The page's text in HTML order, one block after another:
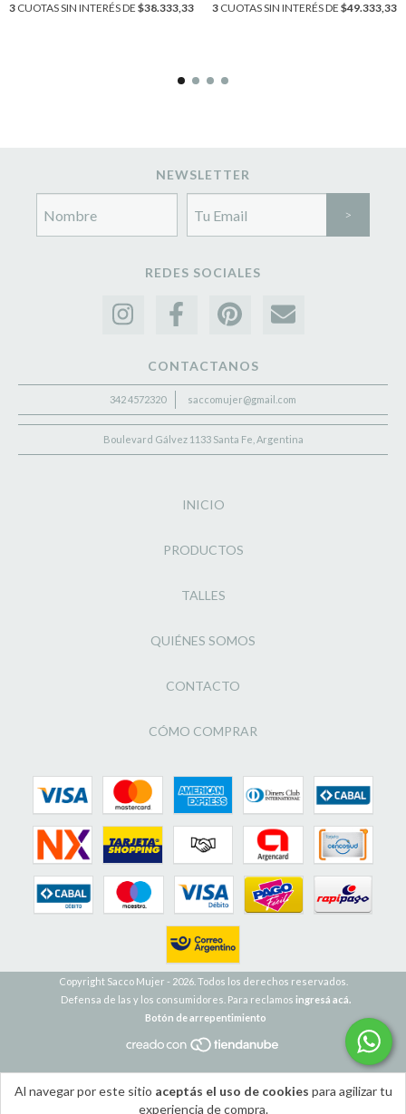
Al navegar por este sitio aceptás el uso de cookies para agilizar tu
experiencia de compra.
3 CUOTAS SIN INTERÉS DE $38.333,33 3 CUOTAS SIN INTERÉS DE $49.333,33
NEWSLETTER
REDES SOCIALES
CONTACTANOS
342 4572320 saccomujer@gmail.com
Boulevard Gálvez 1133 Santa Fe, Argentina
INICIO
PRODUCTOS
TALLES
QUIÉNES SOMOS
CONTACTO
CÓMO COMPRAR
Copyright Sacco Mujer - 2026. Todos los derechos reservados.
Defensa de las y los consumidores. Para reclamos ingresá acá.
Botón de arrepentimiento